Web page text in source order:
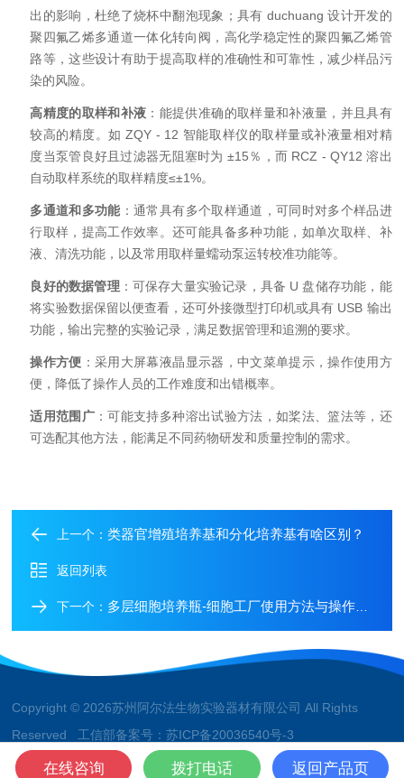
出的影响，杜绝了烧杯中翻泡现象；具有 duchuang 设计开发的
聚四氟乙烯多通道一体化转向阀，高化学稳定性的聚四氟乙烯管
路等，这些设计有助于提高取样的准确性和可靠性，减少样品污
染的风险。
高精度的取样和补液 ：能提供准确的取样量和补液量，并且具有
较高的精度。如 ZQY - 12 智能取样仪的取样量或补液量相对精
度当泵管良好且过滤器无阻塞时为 ±15％，而 RCZ - QY12 溶出
自动取样系统的取样精度≤±1%。
多通道和多功能：通常具有多个取样通道，可同时对多个样品进
行取样，提高工作效率。还可能具备多种功能，如单次取样、补
液、清洗功能，以及常用取样量蠕动泵运转校准功能等。
良好的数据管理：可保存大量实验记录，具备 U 盘储存功能，能
将实验数据保留以便查看，还可外接微型打印机或具有 USB 输出
功能，输出完整的实验记录，满足数据管理和追溯的要求。
操作方便 ：采用大屏幕液晶显示器，中文菜单提示，操作使用方
便，降低了操作人员的工作难度和出错概率。
适用范围广 ：可能支持多种溶出试验方法，如桨法、篮法等，还
可选配其他方法，能满足不同药物研发和质量控制的需求。
上一个：类器官增殖培养基和分化培养基有啥区别？
返回列表
下一个： 多层细胞培养瓶-细胞工厂使用方法与操作指南
Copyright © 2026苏州阿尔法生物实验器材有限公司 All Rights
Reserved 工信部备案号：苏ICP备20036540号-3
技术支持：化工仪器网 管理登录 sitemap.xml
在线咨询 拨打电话 返回产品页